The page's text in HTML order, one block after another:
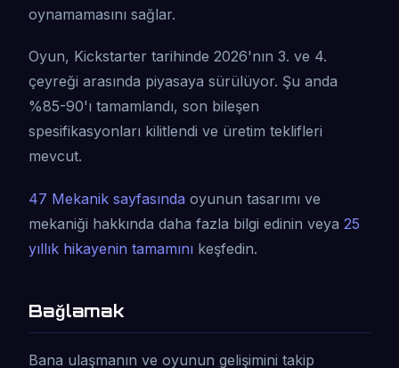
oynamamasını sağlar.
Oyun, Kickstarter tarihinde 2026'nın 3. ve 4.
çeyreği arasında piyasaya sürülüyor. Şu anda
%85-90'ı tamamlandı, son bileşen
spesifikasyonları kilitlendi ve üretim teklifleri
mevcut.
47 Mekanik sayfasında oyunun tasarımı ve
mekaniği hakkında daha fazla bilgi edinin veya 25
yıllık hikayenin tamamını keşfedin.
Bağlamak
Bana ulaşmanın ve oyunun gelişimini takip